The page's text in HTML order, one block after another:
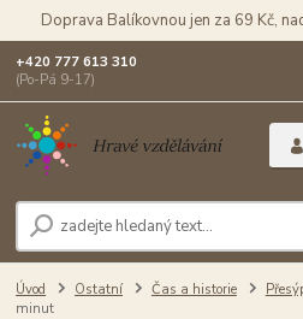
Doprava Balíkovnou jen za 69 Kč,
+420 777 613 310
(Po-Pá 9-17)
Úvod Ostatní Čas a historie
minut